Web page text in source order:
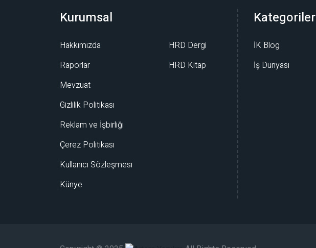
Kurumsal
Hakkımızda
Raporlar
Mevzuat
Gizlilik Politikası
Reklam ve İşbirliği
Çerez Politikası
Kullanıcı Sözleşmesi
Künye
HRD Dergi
HRD Kitap
Kategoriler
İK Blog
İş Dünyası